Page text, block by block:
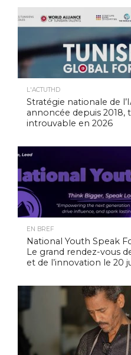
L'ACTUTHD
Stratégie nationale de
annoncée depuis 2018,
introuvable en 2026
EN BREF
National Youth Speak
Le grand rendez-vous
et de l’innovation le 20